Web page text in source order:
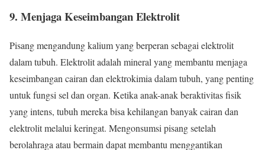
9. Menjaga Keseimbangan Elektrolit
Pisang mengandung kalium yang berperan sebagai elektrolit
dalam tubuh. Elektrolit adalah mineral yang membantu menjaga
keseimbangan cairan dan elektrokimia dalam tubuh, yang penting
untuk fungsi sel dan organ. Ketika anak-anak beraktivitas fisik
yang intens, tubuh mereka bisa kehilangan banyak cairan dan
elektrolit melalui keringat. Mengonsumsi pisang setelah
berolahraga atau bermain dapat membantu menggantikan